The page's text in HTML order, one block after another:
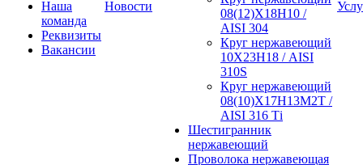
Наша
команда
Реквизиты
Вакансии
Новости
08(12)Х18Н10 /
AISI 304
Круг нержавеющий
10Х23Н18 / AISI
310S
Круг нержавеющий
08(10)Х17Н13М2Т /
AISI 316 Тi
Шестигранник
нержавеющий
Проволока нержавеющая